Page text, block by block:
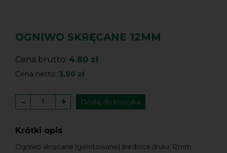
OGNIWO SKRĘCANE 12MM
Cena brutto: 4.80 zł
Cena netto: 3.90 zł
- + Dodaj do koszyka
Krótki opis
Ogniwo skręcane (gwintowane) średnica drutu: 12mm